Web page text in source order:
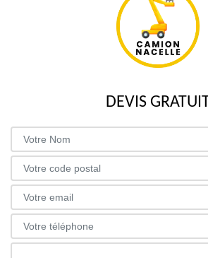
DEVIS GRATUIT